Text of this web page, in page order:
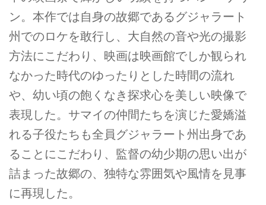
ン。本作では自身の故郷であるグジャラート
州でのロケを敢行し、大自然の音や光の撮影
方法にこだわり、映画は映画館でしか観られ
なかった時代のゆったりとした時間の流れ
や、幼い頃の飽くなき探求心を美しい映像で
表現した。サマイの仲間たちを演じた愛嬌溢
れる子役たちも全員グジャラート州出身であ
ることにこだわり、監督の幼少期の思い出が
詰まった故郷の、独特な雰囲気や風情を見事
に再現した。